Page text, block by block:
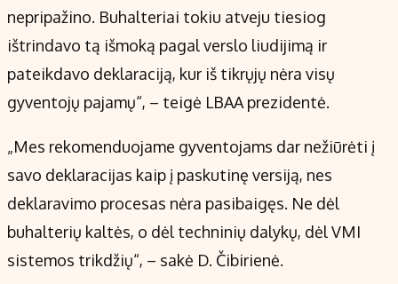
nepripažino. Buhalteriai tokiu atveju tiesiog
ištrindavo tą išmoką pagal verslo liudijimą ir
pateikdavo deklaraciją, kur iš tikrųjų nėra visų
gyventojų pajamų“, – teigė LBAA prezidentė.
„Mes rekomenduojame gyventojams dar nežiūrėti į
savo deklaracijas kaip į paskutinę versiją, nes
deklaravimo procesas nėra pasibaigęs. Ne dėl
buhalterių kaltės, o dėl techninių dalykų, dėl VMI
sistemos trikdžių“, – sakė D. Čibirienė.